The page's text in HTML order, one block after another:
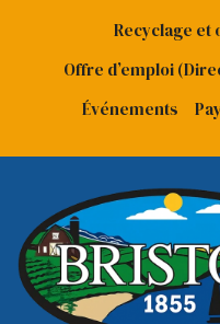
Recyclage et
Offre d’emploi
Événements